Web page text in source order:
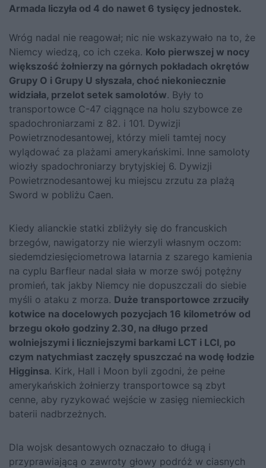
Armada liczyła od 4 do nawet 6 tysięcy jednostek.
Wróg nadal nie reagował; nic nie wskazywało na to, że
Niemcy wiedzą, co ich czeka. Koło pierwszej w nocy
większość żołnierzy na górnych pokładach okrętów
Grupy O i Grupy U słyszała, choć niekoniecznie
widziała, przelot setek samolotów. Były to
transportowce C-47 ciągnące na holu szybowce ze
spadochroniarzami z 82. i 101. Dywizji
Powietrznodesantowej, którzy mieli tamtej nocy
wylądować za plażami amerykańskimi. Inne samoloty
wiozły spadochroniarzy brytyjskiej 6. Dywizji
Powietrznodesantowej ku miejscu zrzutu za plażą
Sword w pobliżu Caen.
Kiedy alianckie statki zbliżyły się do francuskich
brzegów, nawigatorzy nie wierzyli własnym oczom:
siedemdziesięciometrowa latarnia z szarego kamienia
na cyplu Barfleur nadal słała w morze swój potężny
promień, tak jakby Niemcy nie dopuszczali do siebie
myśli o ataku z morza. Duże transportowce zrzuciły
kotwice na docelowych pozycjach 16 kilometrów od
brzegu około godziny 2.30, na długo przed
wolniejszymi i liczniejszymi barkami LCT i LCI, po
czym natychmiast zaczęły spuszczać na wodę łodzie
Higginsa. Kirk, Hall i Moon byli zgodni, że pełne
amerykańskich żołnierzy transportowce są zbyt
cenne, aby ryzykować wejście w zasięg niemieckich
baterii nadbrzeżnych.
Dla wojsk desantowych oznaczało to długą i
przyprawiającą o zawroty głowy podróż w ciasnych